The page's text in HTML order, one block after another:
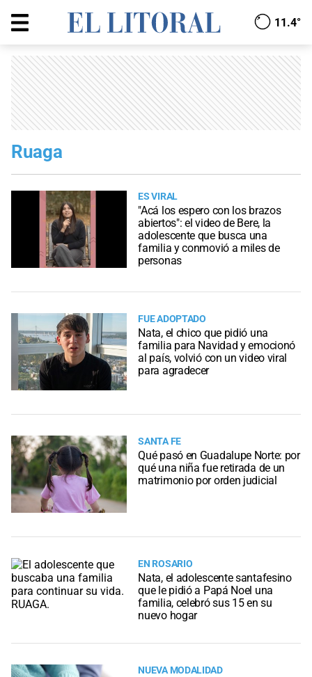
11.4°
Ruaga
ES VIRAL
"Acá los espero con los brazos
abiertos": el video de Bere, la
adolescente que busca una
familia y conmovió a miles de
personas
FUE ADOPTADO
Nata, el chico que pidió una
familia para Navidad y emocionó
al país, volvió con un video viral
para agradecer
SANTA FE
Qué pasó en Guadalupe Norte: por
qué una niña fue retirada de un
matrimonio por orden judicial
EN ROSARIO
Nata, el adolescente santafesino
que le pidió a Papá Noel una
familia, celebró sus 15 en su
nuevo hogar
NUEVA MODALIDAD